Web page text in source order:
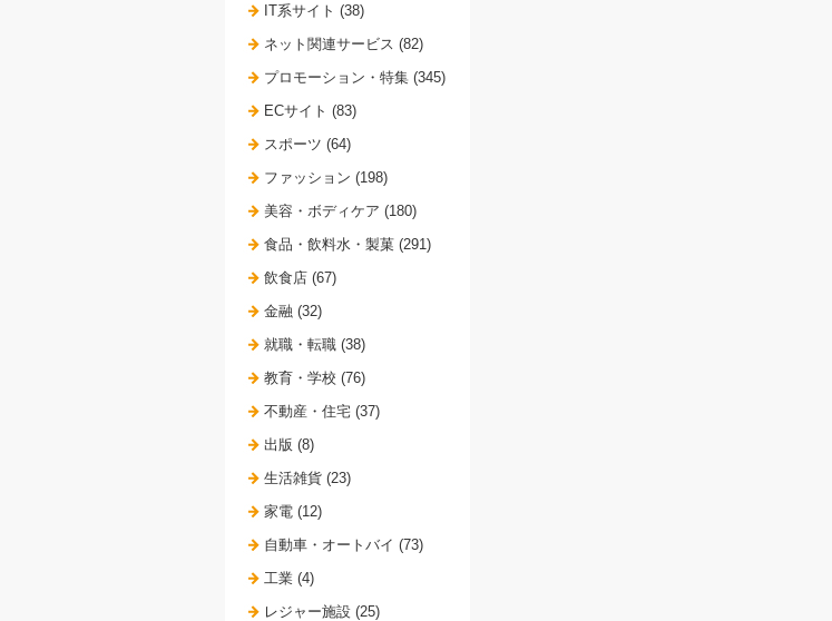
IT系サイト (38)
ネット関連サービス (82)
プロモーション・特集 (345)
ECサイト (83)
スポーツ (64)
ファッション (198)
美容・ボディケア (180)
食品・飲料水・製菓 (291)
飲食店 (67)
金融 (32)
就職・転職 (38)
教育・学校 (76)
不動産・住宅 (37)
出版 (8)
生活雑貨 (23)
家電 (12)
自動車・オートバイ (73)
工業 (4)
レジャー施設 (25)